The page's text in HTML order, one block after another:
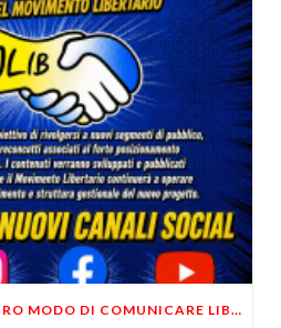
ARRIVA MOLIB, UN ALTRO MODO DI COMUNICARE LIBERTARIO